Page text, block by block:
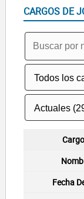
CARGOS DE